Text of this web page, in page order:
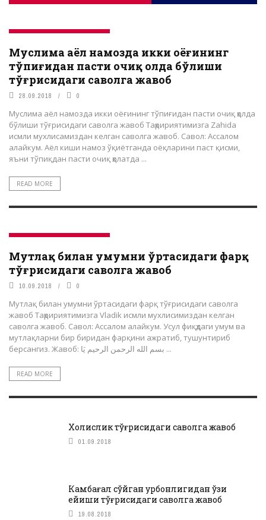
Муслима аёл намозда икки оёғининг
тўпиғидан пасти очиқ ҳолда бўлиши
тўғрисидаги саволга жавоб
28.09.2018 0
Муслима аёл намозда икки оёғининг тўпиғидан пасти очиқ ҳолда
бўлиши тўғрисидаги саволга жавоб Таҳририятимизга Zahida
исмли мухлисамиздан келган саволга жавоб. Савол: Ассалом
алайкум. Аёл киши намоз ўқиётганда оёқларини паст қисми,
яъни тўпиқдан пасти очиқ ҳолатда ...
READ MORE
Мутлақ билан умумни ўртасидаги фарқ
тўғрисидаги саволга жавоб
10.09.2018 0
Мутлақ билан умумни ўртасидаги фарқ тўғрисидаги саволга
жавоб Таҳририятимизга Vladik исмли мухлисимиздан келган
саволга жавоб. Савол: Ассалом алайкум. Усул фиқҳдаги умум ва
мутлақларни бир биридан фарқини ажратиб, тушунтириб
берсангиз. Жавоб: بسم الله الرحمن الرحيم يَا ...
READ MORE
Холислик тўғрисидаги саволга жавоб
01.09.2018
Камбағал сўйган қурбонлигидан ўзи
ейиши тўғрисидаги саволга жавоб
19.08.2018